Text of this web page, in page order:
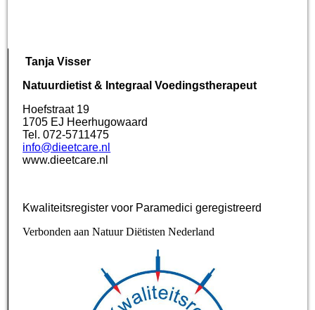
Tanja Visser
Natuurdietist & Integraal Voedingstherapeut
Hoefstraat 19
1705 EJ Heerhugowaard
Tel. 072-5711475
info@dieetcare.nl
www.dieetcare.nl
Kwaliteitsregister voor Paramedici geregistreerd
Verbonden aan Natuur Diëtisten Nederland